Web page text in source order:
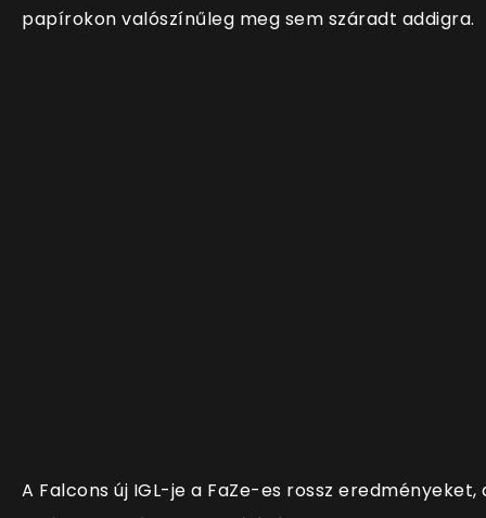
papírokon valószínűleg meg sem száradt addigra.
A Falcons új IGL-je a FaZe-es rossz eredményeket,